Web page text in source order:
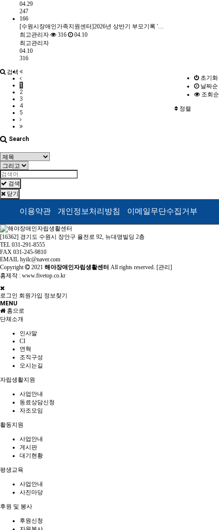
04.29
247
166
[수원시장애인가족지원센터]2026년 상반기 부모기록 '…
최고관리자
316
04.10
최고관리자
04.10
316
초기화
날짜순
조회순
정렬
검색
1
2
3
4
5
Search
검색
닫기
이용약관 개인정보처리방침 이메일무단수집거부
[16362] 경기도 수원시 장안구 율전로 92, 뉴대명빌딩 2층
TEL 031-291-8555
FAX 031-245-9810
EMAIL hyilc@naver.com
Copyright
2021 해야장애인자립생활센터 All rights reserved. [관리 ]
홈제작 : www.fivetop.co.kr
로그인 회원가입 정보찾기
MENU
홈으로
단체소개
인사말
CI
연혁
조직구성
오시는길
자립생활지원
사업안내
동료상담신청
자조모임
활동지원
사업안내
게시판
대기현황
평생교육
사업안내
사진마당
후원 및 봉사
후원신청